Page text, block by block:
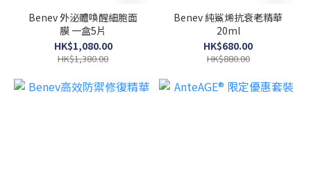
Benev 外泌體喚醒細胞面
膜 一盒5片
HK$1,080.00
HK$1,380.00
Benev 純鯊烯抗衰老精華
20ml
HK$680.00
HK$880.00